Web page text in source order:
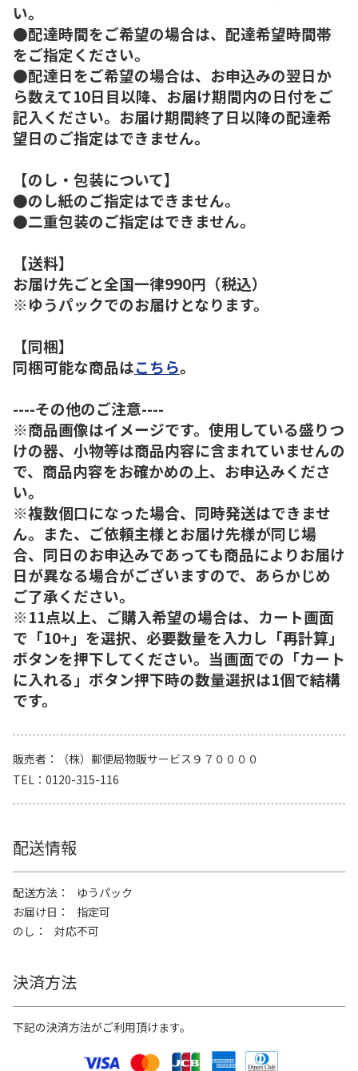
い。
●配達時間をご希望の場合は、配達希望時間帯
をご指定ください。
●配達日をご希望の場合は、お申込みの翌日か
ら数えて10日目以降、お届け期間内の日付をご
記入ください。お届け期間終了日以降の配達希
望日のご指定はできません。
【のし・包装について】
●のし紙のご指定はできません。
●二重包装のご指定はできません。
【送料】
お届け先ごと全国一律990円（税込）
※ゆうパックでのお届けとなります。
【同梱】
同梱可能な商品はこちら。
----その他のご注意----
※商品画像はイメージです。使用している盛りつ
けの器、小物等は商品内容に含まれていませんの
で、商品内容をお確かめの上、お申込みくださ
い。
※複数個口になった場合、同時発送はできませ
ん。また、ご依頼主様とお届け先様が同じ場
合、同日のお申込みであっても商品によりお届け
日が異なる場合がございますので、あらかじめ
ご了承ください。
※11点以上、ご購入希望の場合は、カート画面
で「10+」を選択、必要数量を入力し「再計算」
ボタンを押下してください。当画面での「カート
に入れる」ボタン押下時の数量選択は1個で結構
です。
販売者
（株）郵便局物販サービス９７００００
TEL
0120-315-116
配送情報
配送方法
ゆうパック
お届け日
指定可
のし
対応不可
決済方法
下記の決済方法がご利用頂けます。